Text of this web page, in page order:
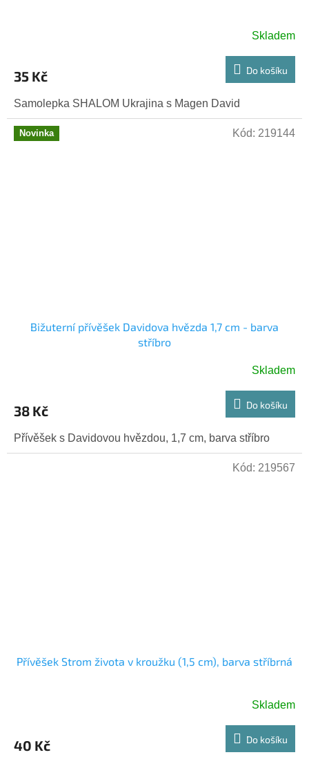
Skladem
35 Kč Do košíku
Samolepka SHALOM Ukrajina s Magen David
Novinka
Bižuterní přívěšek Davidova hvězda 1,7 cm - barva
stříbro
Skladem
38 Kč Do košíku
Přívěšek s Davidovou hvězdou, 1,7 cm, barva stříbro
Kód: 219144
Přívěšek Strom života v kroužku (1,5 cm), barva stříbrná
Skladem
40 Kč Do košíku
Kód: 219567